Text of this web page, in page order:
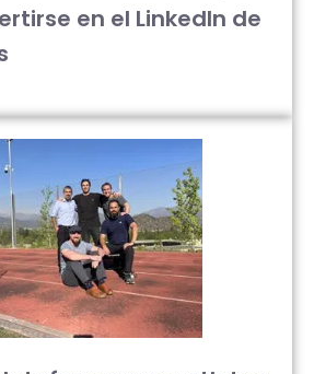
en el LinkedIn de